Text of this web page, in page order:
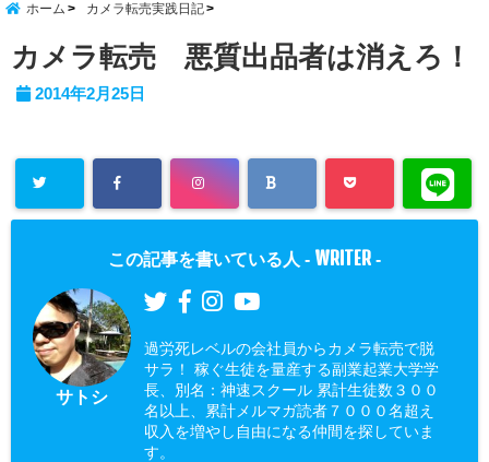
ホーム カメラ転売実践日記
カメラ転売 悪質出品者は消えろ！
2014年2月25日
この記事を書いている人 - WRITER -
サトシ
過労死レベルの会社員からカメラ転売で脱
サラ！ 稼ぐ生徒を量産する副業起業大学学
長、別名：神速スクール 累計生徒数３００
名以上、累計メルマガ読者７０００名超え
収入を増やし自由になる仲間を探していま
す。